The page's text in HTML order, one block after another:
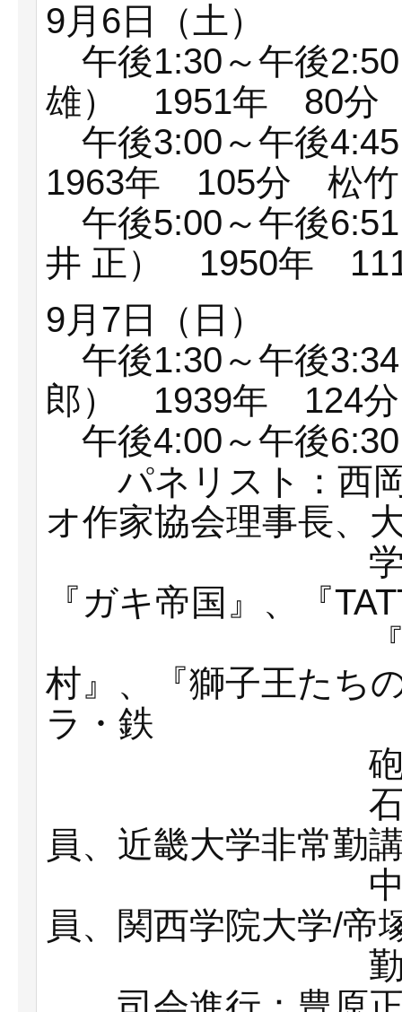
9月6日（土）
午後1:30～午後
雄） 1951年 80分
午後3:00～午後
1963年 105分 松竹
午後5:00～午後
井 正） 1950年
9月7日（日
午後1:30～午後
郎） 1939年 124
午後4:00～午後
パネリスト：西岡
オ作家協会理事長、
学科教授。
『ガキ帝国』、『
『人魚伝説
村』、『獅子王たち
ラ・鉄
砲玉ぴゅー
石塚洋史（
員、近畿大学非常勤
中村聡史（
員、関西学院大学/帝
勤講